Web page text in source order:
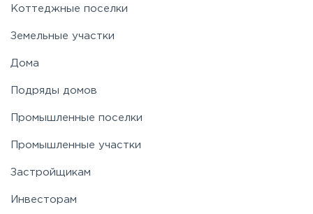
Новорижское
Носовихинское
Рогачёвское
Коттеджные поселки
Земельные участки
Дома
Подряды домов
Промышленные поселки
Промышленные участки
Застройщикам
Инвесторам